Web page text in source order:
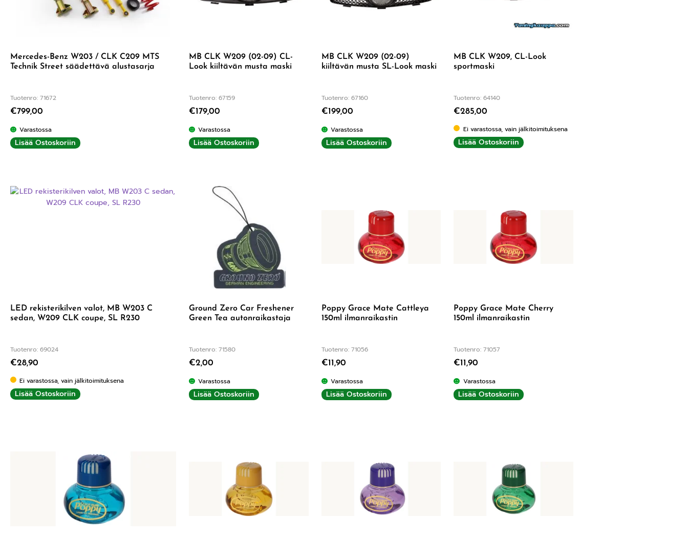
Mercedes-Benz W203 / CLK C209 MTS
Technik Street säädettävä alustasarja
Tuotenro: 71672
€799,00
Varastossa
Lisää Ostoskoriin
MB CLK W209 (02-09) CL-
Look kiiltävän musta maski
Tuotenro: 67159
€179,00
Varastossa
Lisää Ostoskoriin
MB CLK W209 (02-09)
kiiltävän musta SL-Look maski
Tuotenro: 67160
€199,00
Varastossa
Lisää Ostoskoriin
MB CLK W209, CL-Look
sportmaski
Tuotenro: 64140
€285,00
Ei varastossa, vain jälkitoimituksena
Lisää Ostoskoriin
LED rekisterikilven valot, MB W203 C
sedan, W209 CLK coupe, SL R230
Tuotenro: 69024
€28,90
Ei varastossa, vain jälkitoimituksena
Lisää Ostoskoriin
Ground Zero Car Freshener
Green Tea autonraikastaja
Tuotenro: 71580
€2,00
Varastossa
Lisää Ostoskoriin
Poppy Grace Mate Cattleya
150ml ilmanraikastin
Tuotenro: 71056
€11,90
Varastossa
Lisää Ostoskoriin
Poppy Grace Mate Cherry
150ml ilmanraikastin
Tuotenro: 71057
€11,90
Varastossa
Lisää Ostoskoriin